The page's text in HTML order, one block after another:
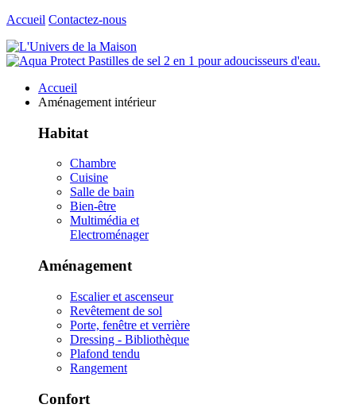
Accueil Contactez-nous
Accueil
Aménagement intérieur
Habitat
Chambre
Cuisine
Salle de bain
Bien-être
Multimédia et
Electroménager
Aménagement
Escalier et ascenseur
Revêtement de sol
Porte, fenêtre et verrière
Dressing - Bibliothèque
Plafond tendu
Rangement
Confort